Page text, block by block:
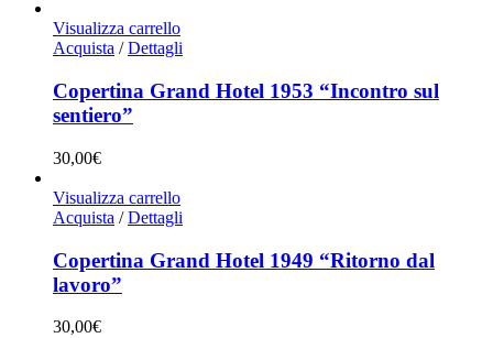
Visualizza carrello
Acquista / Dettagli
Copertina Grand Hotel 1953 “Incontro sul
sentiero”
30,00€
Visualizza carrello
Acquista / Dettagli
Copertina Grand Hotel 1949 “Ritorno dal
lavoro”
30,00€